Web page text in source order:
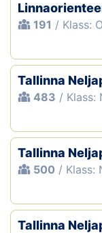
191 / Klass:
Tallinna
483 / Klass:
Tallinna
500 / Klass:
Tallinna